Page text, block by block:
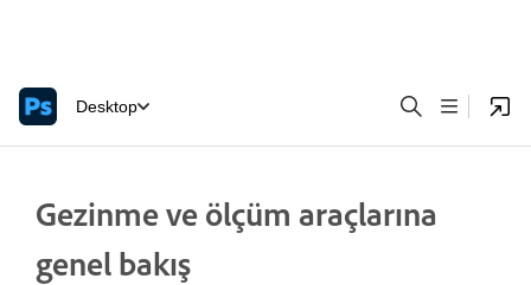
Desktop
Gezinme ve ölçüm araçlarına
genel bakış